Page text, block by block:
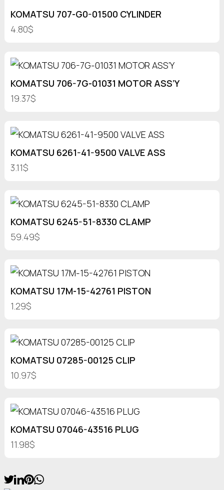
KOMATSU 707-G0-01500 CYLINDER
4.80$
KOMATSU 706-7G-01031 MOTOR ASS’Y
19.37$
KOMATSU 6261-41-9500 VALVE ASS
3.11$
KOMATSU 6245-51-8330 CLAMP
59.49$
KOMATSU 17M-15-42761 PISTON
1.29$
KOMATSU 07285-00125 CLIP
10.97$
KOMATSU 07046-43516 PLUG
11.98$